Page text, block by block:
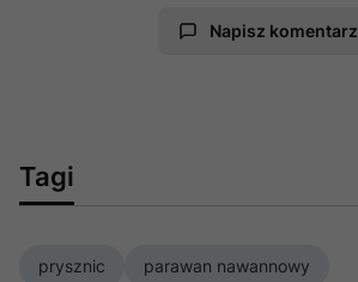
Napisz komentarz
Tagi
prysznic parawan nawannowy